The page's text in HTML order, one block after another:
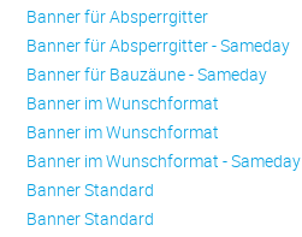
Banner für Absperrgitter
Banner für Absperrgitter - Sameday
Banner für Bauzäune - Sameday
Banner im Wunschformat
Banner im Wunschformat
Banner im Wunschformat - Sameday
Banner Standard
Banner Standard